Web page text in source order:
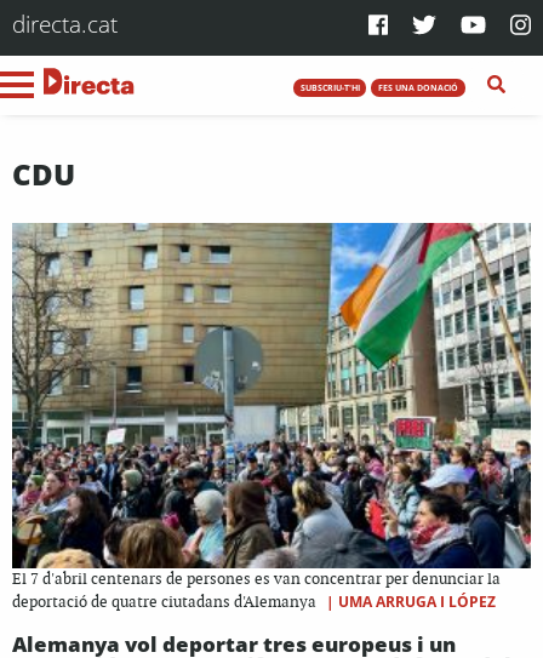
directa.cat
SUBSCRIU-T'HI FES UNA DONACIÓ
CDU
El 7 d'abril centenars de persones es van concentrar per denunciar la
deportació de quatre ciutadans d'Alemanya
| UMA ARRUGA I LÓPEZ
Alemanya vol deportar tres europeus i un